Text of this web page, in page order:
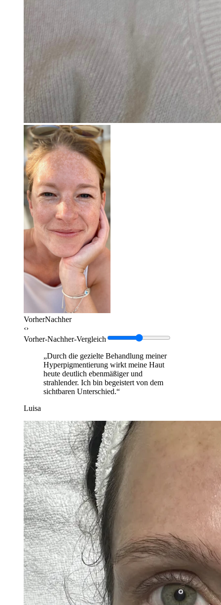
VorherNachher
‹›
Vorher-Nachher-Vergleich
„Durch die gezielte Behandlung meiner
Hyperpigmentierung wirkt meine Haut
heute deutlich ebenmäßiger und
strahlender. Ich bin begeistert von dem
sichtbaren Unterschied.“
Luisa